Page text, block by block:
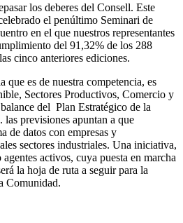
los deberes del Consell. Este
el penúltimo Seminari de
en el que nuestros representantes
del 91,32% de los 288
cinco anteriores ediciones.
es de nuestra competencia, es
Sectores Productivos, Comercio y
del Plan Estratégico de la
previsiones apuntan a que
de datos con empresas y
sectores industriales. Una iniciativa,
activos, cuya puesta en marcha
la hoja de ruta a seguir para la
Comunidad.